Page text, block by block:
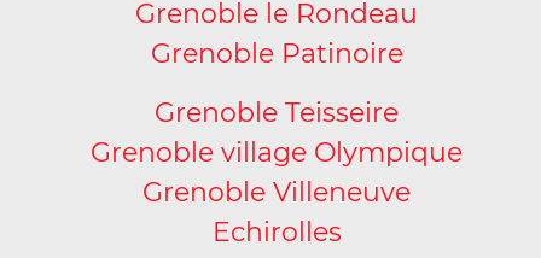
Grenoble le Rondeau
Grenoble Patinoire
Grenoble Teisseire
Grenoble village Olympique
Grenoble Villeneuve
Echirolles